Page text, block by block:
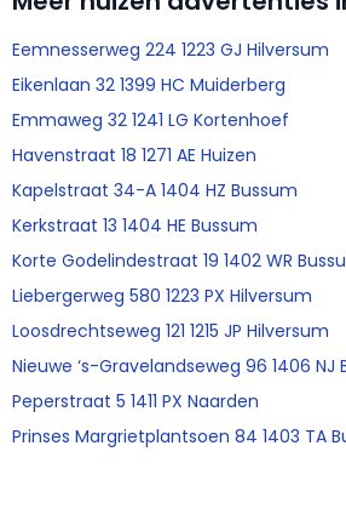
Eemnesserweg 224 1223 GJ Hilversum
Eikenlaan 32 1399 HC Muiderberg
Emmaweg 32 1241 LG Kortenhoef
Havenstraat 18 1271 AE Huizen
Kapelstraat 34-A 1404 HZ Bussum
Kerkstraat 13 1404 HE Bussum
Korte Godelindestraat 19 1402 WR
Liebergerweg 580 1223 PX Hilversum
Loosdrechtseweg 121 1215 JP Hilversum
Nieuwe ‘s-Gravelandseweg 96 1406 NJ
Peperstraat 5 1411 PX Naarden
Prinses Margrietplantsoen 84 1403 TA